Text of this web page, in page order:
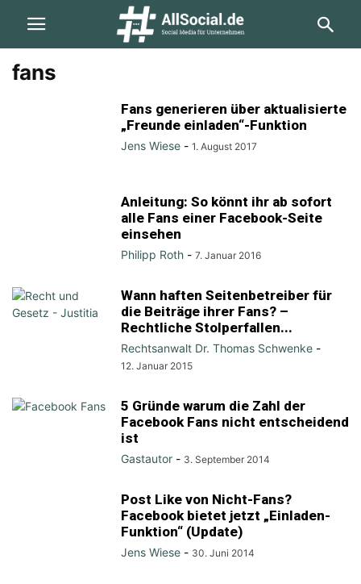
fans
Fans generieren über aktualisierte
„Freunde einladen“-Funktion
Jens Wiese - 1. August 2017
Anleitung: So könnt ihr ab sofort
alle Fans einer Facebook-Seite
einsehen
Philipp Roth - 7. Januar 2016
Wann haften Seitenbetreiber für
die Beiträge ihrer Fans? –
Rechtliche Stolperfallen...
Rechtsanwalt Dr. Thomas Schwenke -
12. Januar 2015
5 Gründe warum die Zahl der
Facebook Fans nicht entscheidend
ist
Gastautor - 3. September 2014
Post Like von Nicht-Fans?
Facebook bietet jetzt „Einladen-
Funktion“ (Update)
Jens Wiese - 30. Juni 2014